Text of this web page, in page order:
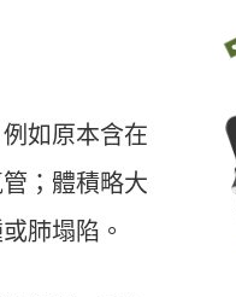
如原本含在
；體積略大
肺塌陷。